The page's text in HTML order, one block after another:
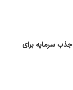
سرمایه برای